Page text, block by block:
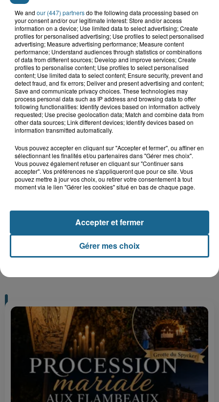
Grand jeu de l'été : les cabines de plages
Gagnez vos entrées pour Dennlys
Parc
Gagnez vos entrées pour le parc
Bagatelle
We and our (447) partnersdo the following data processing based on
your consent and/or our legitimate interest: Store and/or access
information on a device; Use limited data to select advertising; Create
profiles for personalised advertising; Use profiles to select personalised
advertising; Measure advertising performance; Measure content
performance; Understand audiences through statistics or combinations
of data from different sources; Develop and improve services; Create
profiles to personalise content; Use profiles to select personalised
content; Use limited data to select content; Ensure security, prevent and
detect fraud, and fix errors; Deliver and present advertising and content;
Save and communicate privacy choices. These technologies may
process personal data such as IP address and browsing data to offer
following functionalities: Identify devices based on information actively
requested; Use precise geolocation data; Match and combine data from
other data sources; Link different devices; Identify devices based on
information transmitted automatically.
Vous pouvez accepter en cliquant sur "Accepter et fermer", ou affiner en
sélectionnant les finalités et/ou partenaires dans "Gérer mes choix".
Vous pouvez également refuser en cliquant sur "Continuer sans
accepter". Vos préférences ne s'appliqueront que pour ce site. Vous
pouvez mettre à jour vos choix, ou retirer votre consentement à tout
moment via le lien "Gérer les cookies" situé en bas de chaque page.
Gérer mes choix
Accepter et fermer